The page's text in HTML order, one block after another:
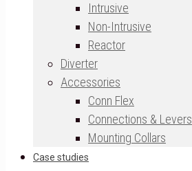
Intrusive
Non-Intrusive
Reactor
Diverter
Accessories
Conn Flex
Connections & Levers
Mounting Collars
Case studies